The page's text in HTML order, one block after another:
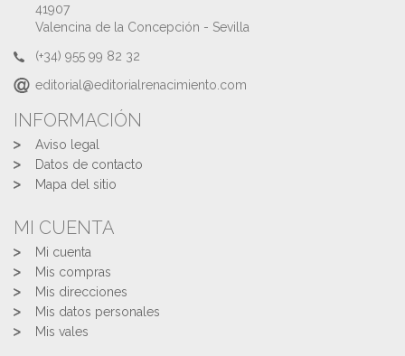
41907
Valencina de la Concepción - Sevilla
(+34) 955 99 82 32
editorial@editorialrenacimiento.com
INFORMACIÓN
Aviso legal
Datos de contacto
Mapa del sitio
MI CUENTA
Mi cuenta
Mis compras
Mis direcciones
Mis datos personales
Mis vales